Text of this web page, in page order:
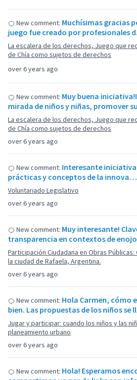
over 6 years ago
New comment: Muchísimas gracias
juego fue creado por profesionales
La escalera de los derechos, Juego que
de Chía como sujetos de derechos
over 6 years ago
New comment: Muy buena
mirada de niños y niñas, promover
La escalera de los derechos, Juego que
de Chía como sujetos de derechos
over 6 years ago
New comment: Interesante
prácticas y conceptos de la innova…
Voluntariado Legislativo
over 6 years ago
New comment: Muy interesante!
transparencia en contextos de
Participación Ciudadana en Obras
la ciudad de Rafaela, Argentina.
over 6 years ago
New comment: Hola Carmen, cómo
bien. Las propuestas de los niños se
Jugar y participar: cuando los niños y las
planeamiento urbano
New comment: Hola! Esperamos